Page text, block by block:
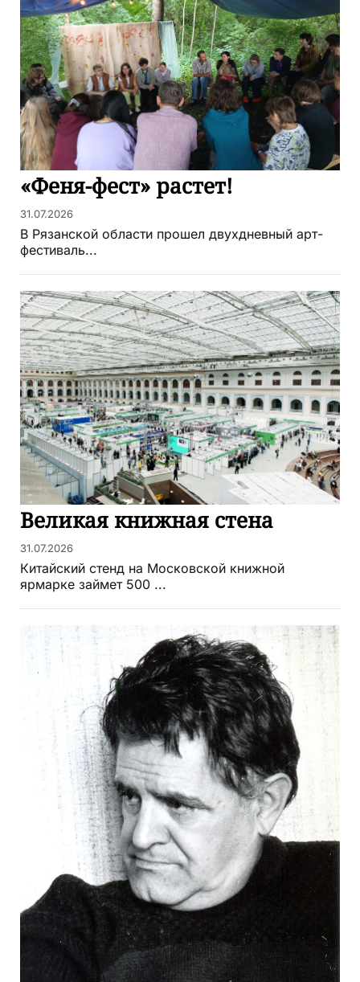
«Феня-фест» растет!
31.07.2026
В Рязанской области прошел двухдневный арт-
фестиваль...
Великая книжная стена
31.07.2026
Китайский стенд на Московской книжной
ярмарке займет 500 ...